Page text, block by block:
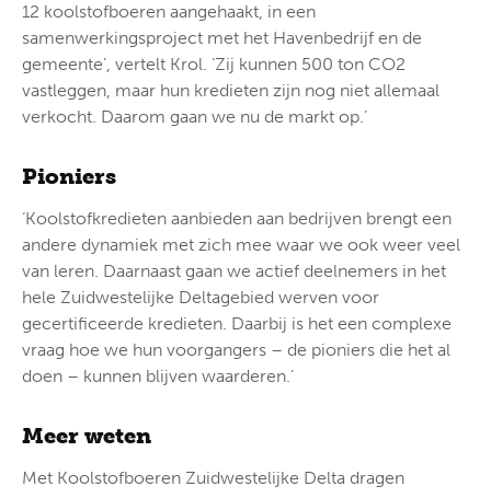
12 koolstofboeren aangehaakt, in een
samenwerkingsproject met het Havenbedrijf en de
gemeente’, vertelt Krol. ‘Zij kunnen 500 ton CO2
vastleggen, maar hun kredieten zijn nog niet allemaal
verkocht. Daarom gaan we nu de markt op.’
Pioniers
‘Koolstofkredieten aanbieden aan bedrijven brengt een
andere dynamiek met zich mee waar we ook weer veel
van leren. Daarnaast gaan we actief deelnemers in het
hele Zuidwestelijke Deltagebied werven voor
gecertificeerde kredieten. Daarbij is het een complexe
vraag hoe we hun voorgangers – de pioniers die het al
doen – kunnen blijven waarderen.’
Meer weten
Met Koolstofboeren Zuidwestelijke Delta dragen